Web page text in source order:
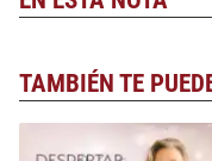
TAMBIÉN TE